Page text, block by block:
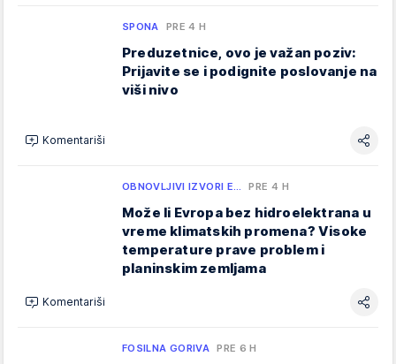
SPONA PRE 4 H
Preduzetnice, ovo je važan poziv:
Prijavite se i podignite poslovanje na
viši nivo
Komentariši
OBNOVLJIVI IZVORI E… PRE 4 H
Može li Evropa bez hidroelektrana u
vreme klimatskih promena? Visoke
temperature prave problem i
planinskim zemljama
Komentariši
FOSILNA GORIVA PRE 6 H